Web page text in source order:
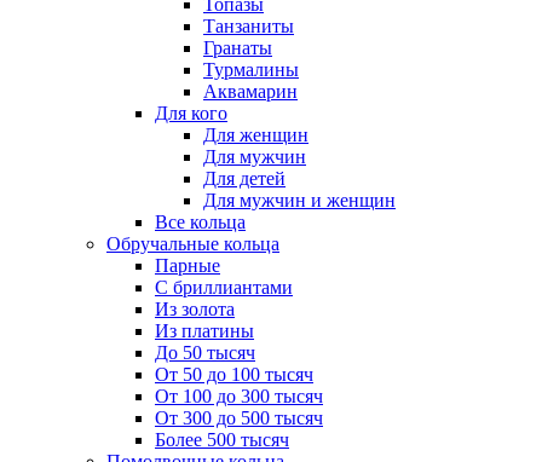
Топазы
Танзаниты
Гранаты
Турмалины
Аквамарин
Для кого
Для женщин
Для мужчин
Для детей
Для мужчин и женщин
Все кольца
Обручальные кольца
Парные
С бриллиантами
Из золота
Из платины
До 50 тысяч
От 50 до 100 тысяч
От 100 до 300 тысяч
От 300 до 500 тысяч
Более 500 тысяч